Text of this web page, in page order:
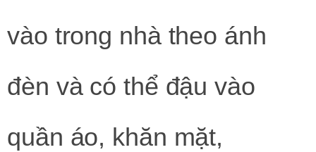
vào trong nhà theo ánh
đèn và có thể đậu vào
quần áo, khăn mặt,